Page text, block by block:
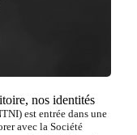
nos identités
est entrée dans une
avec la Société